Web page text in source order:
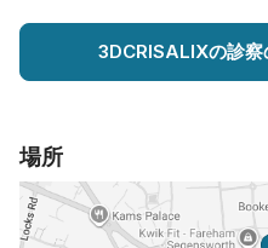
3DCRISALIXの診察
場所